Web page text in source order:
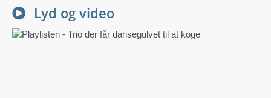
Lyd og video